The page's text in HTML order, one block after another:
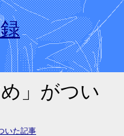
」がつい
いた記事